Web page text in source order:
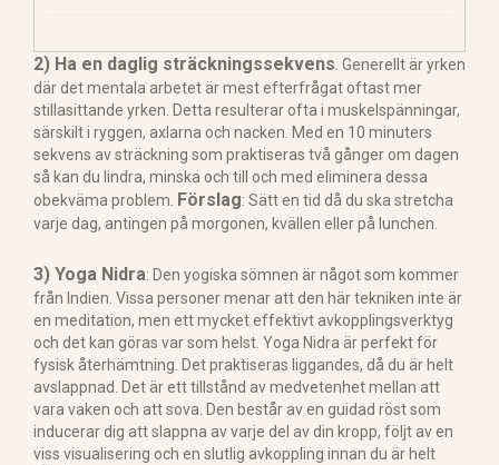
2) Ha en daglig sträckningssekvens. Generellt är yrken
där det mentala arbetet är mest efterfrågat oftast mer
stillasittande yrken. Detta resulterar ofta i muskelspänningar,
särskilt i ryggen, axlarna och nacken. Med en 10 minuters
sekvens av sträckning som praktiseras två gånger om dagen
så kan du lindra, minska och till och med eliminera dessa
obekväma problem. Förslag: Sätt en tid då du ska stretcha
varje dag, antingen på morgonen, kvällen eller på lunchen.
3) Yoga Nidra: Den yogiska sömnen är något som kommer
från Indien. Vissa personer menar att den här tekniken inte är
en meditation, men ett mycket effektivt avkopplingsverktyg
och det kan göras var som helst. Yoga Nidra är perfekt för
fysisk återhämtning. Det praktiseras liggandes, då du är helt
avslappnad. Det är ett tillstånd av medvetenhet mellan att
vara vaken och att sova. Den består av en guidad röst som
inducerar dig att slappna av varje del av din kropp, följt av en
viss visualisering och en slutlig avkoppling innan du är helt